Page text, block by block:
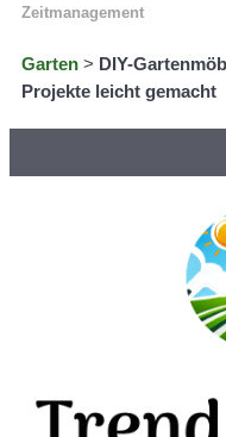
Zeitmanagement
Garten > DIY-
Projekte leicht gemacht